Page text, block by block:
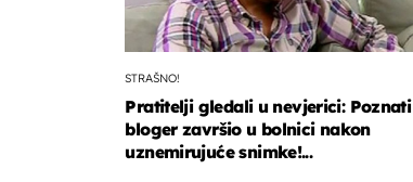
STRAŠNO!
Pratitelji gledali u nevjerici: Poznati
bloger završio u bolnici nakon
uznemirujuće snimke!...